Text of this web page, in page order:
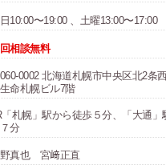
10:00〜19:00 、土曜13:00〜17:00
相談無料
0002 北海道札幌市中央区北2条
命札幌ビル7階
札幌」駅から徒歩５分、「大通」
分
真也 宮﨑正直